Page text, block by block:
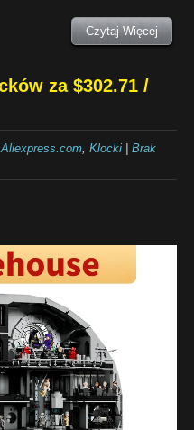
Czytaj Więcej
za $302.71 /
Aliexpress.com, Klocki| Brak